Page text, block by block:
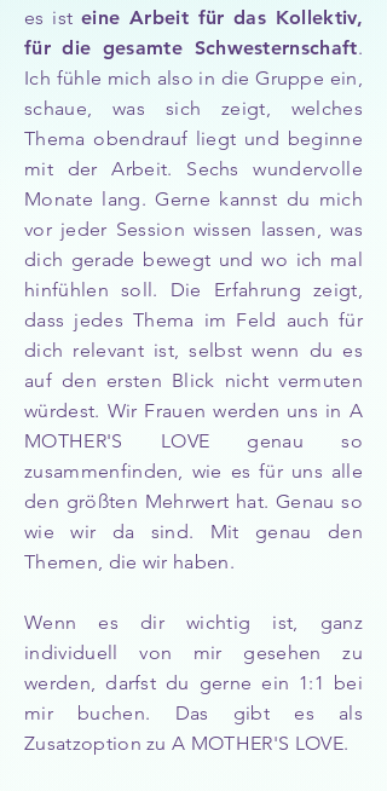
es ist eine Arbeit für das Kollektiv,
für die gesamte Schwesternschaft.
Ich fühle mich also in die Gruppe ein,
schaue, was sich zeigt, welches
Thema obendrauf liegt und beginne
mit der Arbeit. Sechs wundervolle
Monate lang. Gerne kannst du mich
vor jeder Session wissen lassen, was
dich gerade bewegt und wo ich mal
hinfühlen soll. Die Erfahrung zeigt,
dass jedes Thema im Feld auch für
dich relevant ist, selbst wenn du es
auf den ersten Blick nicht vermuten
würdest. Wir Frauen werden uns in A
MOTHER'S LOVE genau so
zusammenfinden, wie es für uns alle
den größten Mehrwert hat. Genau so
wie wir da sind. Mit genau den
Themen, die wir haben.
Wenn es dir wichtig ist, ganz
individuell von mir gesehen zu
werden, darfst du gerne ein 1:1 bei
mir buchen. Das gibt es als
Zusatzoption zu A MOTHER'S LOVE.